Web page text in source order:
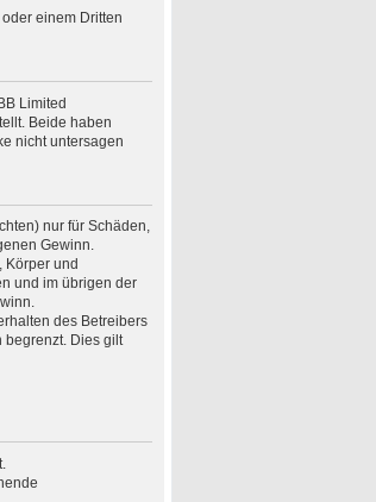
einem Dritten
Limited
Beide haben
nicht untersagen
nur für Schäden,
Gewinn.
Körper und
und im übrigen der
des Betreibers
begrenzt. Dies gilt